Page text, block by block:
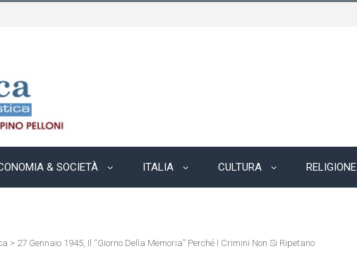
& SOCIETÀ ITALIA CULTURA RELIGIONE
> 27 Gennaio 1945, Il “Giorno Della Memoria” Perché I Crimini Non Si Ripetano